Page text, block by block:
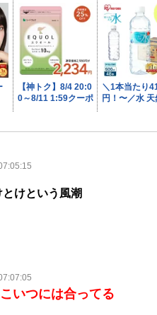
けという風潮
いつには合ってる